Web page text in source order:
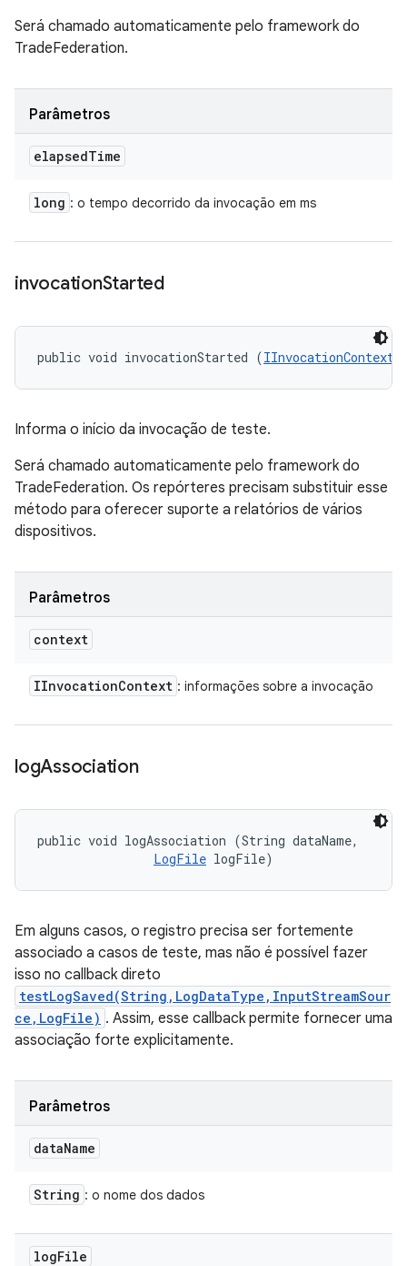
Será chamado automaticamente pelo framework do
TradeFederation.
Parâmetros
elapsedTime
long : o tempo decorrido da invocação em ms
invocationStarted
public void invocationStarted (IInvocationContext
Informa o início da invocação de teste.
Será chamado automaticamente pelo framework do
TradeFederation. Os repórteres precisam substituir esse
método para oferecer suporte a relatórios de vários
dispositivos.
Parâmetros
context
IInvocationContext : informações sobre a invocação
logAssociation
public void logAssociation (String dataName,
LogFile logFile)
Em alguns casos, o registro precisa ser fortemente
associado a casos de teste, mas não é possível fazer
isso no callback direto
testLogSaved(String,LogDataType,InputStreamSour
ce,LogFile) . Assim, esse callback permite fornecer uma
associação forte explicitamente.
Parâmetros
dataName
String : o nome dos dados
logFile